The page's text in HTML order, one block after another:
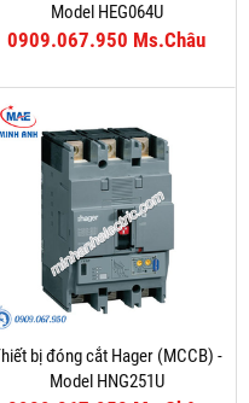
Model HEG064U
0909.067.950 Ms.Châu
bị đóng cắt Hager (MCCB) -
Model HNG251U